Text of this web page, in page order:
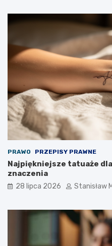
PRAWO PRZEPISY PRAWNE
Najpiękniejsze tatuaże
znaczenia
28 lipca 2026 Stanisław